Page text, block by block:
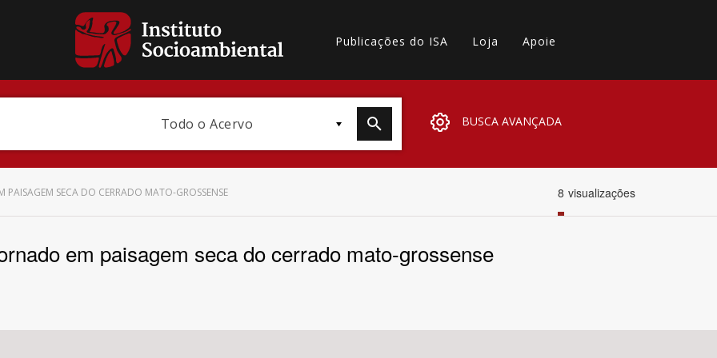
Publicações do ISA Loja Apoie
Todo o Acervo BUSCA AVANÇADA
SECA DO CERRADO MATO-GROSSENSE 8 visualizações
em paisagem seca do cerrado mato-grossense